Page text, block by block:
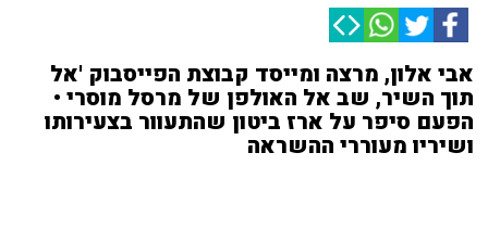
אבי אלון, מרצה ומייסד קבוצת הפייסבוק 'אל
תוך השיר, שב אל האולפן של מרסל מוסרי •
הפעם סיפר על ארז ביטון שהתעוור בצעירותו
ושיריו מעוררי ההשראה